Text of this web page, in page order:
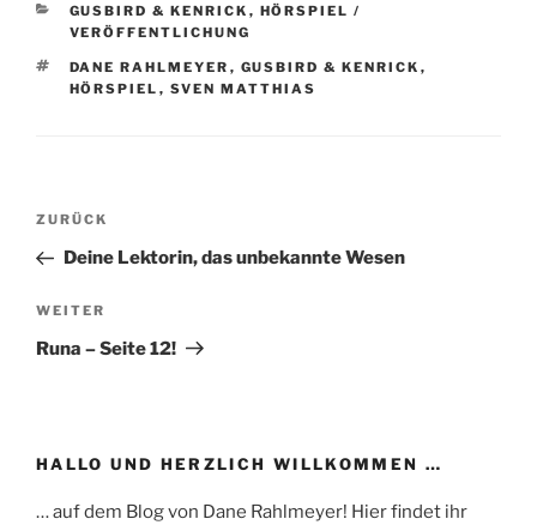
KATEGORIEN
GUSBIRD & KENRICK , HÖRSPIEL /
VERÖFFENTLICHUNG
SCHLAGWÖRTER
DANE RAHLMEYER , GUSBIRD & KENRICK ,
HÖRSPIEL , SVEN MATTHIAS
Beitragsnavigation
Vorheriger
Beitrag
ZURÜCK
Deine Lektorin, das unbekannte Wesen
Nächster
Beitrag
WEITER
Runa – Seite 12!
HALLO UND HERZLICH WILLKOMMEN …
… auf dem Blog von Dane Rahlmeyer! Hier findet ihr